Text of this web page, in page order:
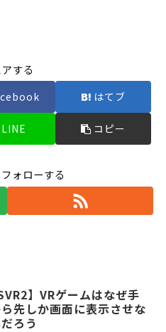
する
はてブ
LINE コピー
ォローする
】VRゲームはなぜ手
先しか画面に表示させな
ろう